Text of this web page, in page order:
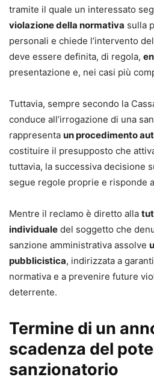
tramite il quale un interessato
violazione della normativa sulla
personali e chiede l’intervento
deve essere definita, di regola,
presentazione e, nei casi più
Tuttavia, sempre secondo la
conduce all’irrogazione di una
rappresenta un procedimento
costituire il presupposto che
tuttavia, la successiva decisione
segue regole proprie e risponde
Mentre il reclamo è diretto alla
individuale del soggetto che
sanzione amministrativa assolve
pubblicistica, indirizzata a
normativa e a prevenire future
deterrente.
Termine di un
scadenza del
sanzionatorio